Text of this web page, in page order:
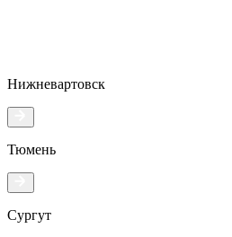
Нижневартовск
Тюмень
Сургут